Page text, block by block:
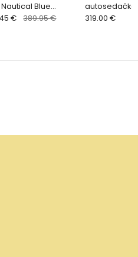
Nautical Blue
€ 389.95 €
2023
319.00 €